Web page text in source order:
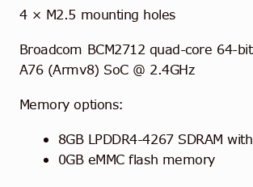
4 × M2.5 mounting holes
Broadcom BCM2712 quad-core 64-
A76 (Armv8) SoC @ 2.4GHz
Memory options:
8GB LPDDR4-4267 SDRAM
0GB eMMC flash memory